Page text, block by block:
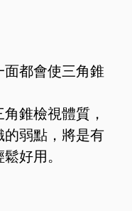
都會使三角錐
錐檢視體質，
弱點，將是有
好用。